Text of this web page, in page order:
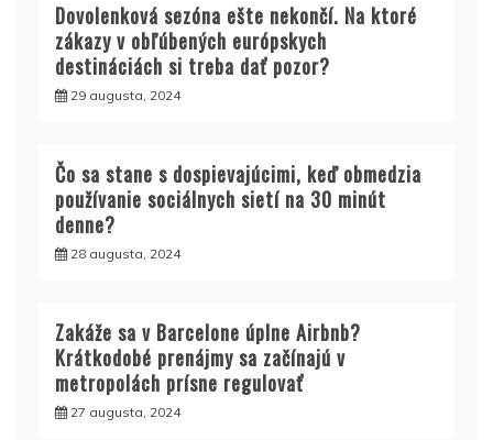
Dovolenková sezóna ešte nekončí. Na ktoré
zákazy v obľúbených európskych
destináciách si treba dať pozor?
29 augusta, 2024
Čo sa stane s dospievajúcimi, keď obmedzia
používanie sociálnych sietí na 30 minút
denne?
28 augusta, 2024
Zakáže sa v Barcelone úplne Airbnb?
Krátkodobé prenájmy sa začínajú v
metropolách prísne regulovať
27 augusta, 2024